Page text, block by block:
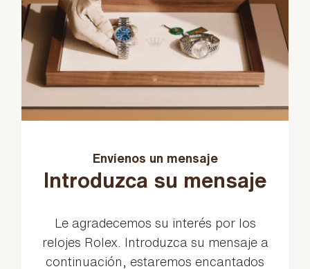
Envíenos un mensaje
Introduzca su mensaje
Le agradecemos su interés por los
relojes Rolex. Introduzca su mensaje a
continuación, estaremos encantados